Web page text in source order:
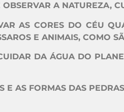
A NATUREZA,
AS CORES DO CÉU
E ANIMAIS, COMO
DA ÁGUA DO
E AS FORMAS DAS